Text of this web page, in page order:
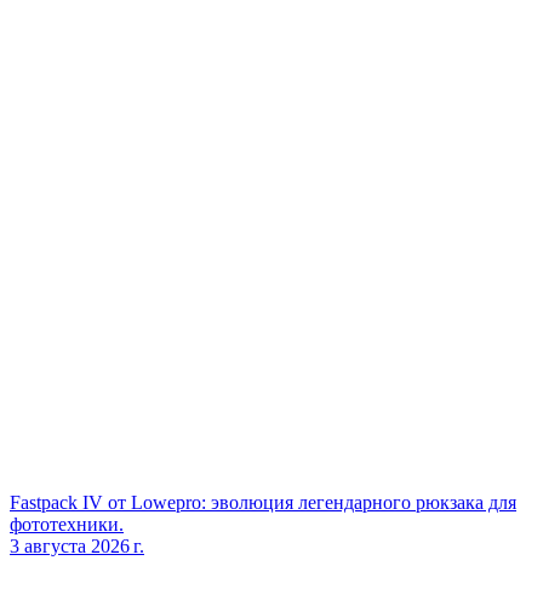
Fastpack IV от Lowepro: эволюция легендарного рюкзака для
фототехники.
3 августа 2026 г.